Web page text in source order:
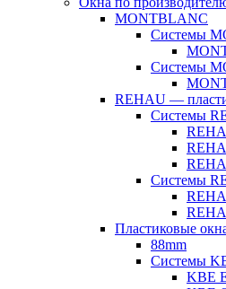
MONTBLANC
Системы
Системы
REHAU —
Системы
Системы
Пластиковые
88mm
Системы
KBE